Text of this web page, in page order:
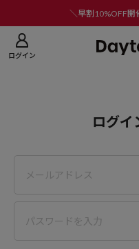
＼早割10%OFF開
ログイン
ログイ